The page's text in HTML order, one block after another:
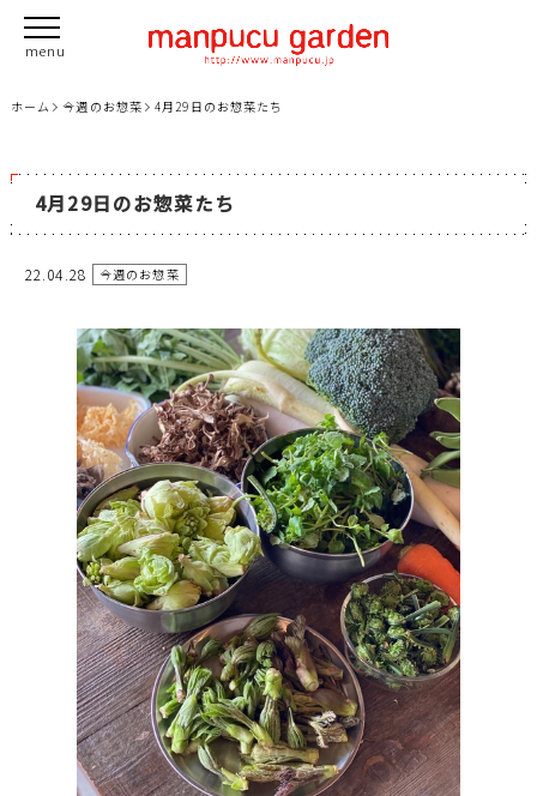
ホーム 今週のお惣菜 4月29日のお惣菜たち
4月29日のお惣菜たち
22.04.28 今週のお惣菜